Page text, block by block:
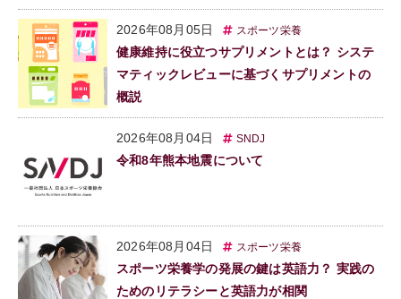
2026年08月05日 スポーツ栄養
健康維持に役立つサプリメントとは？ システ
マティックレビューに基づくサプリメントの
概説
2026年08月04日 SNDJ
令和8年熊本地震について
2026年08月04日 スポーツ栄養
スポーツ栄養学の発展の鍵は英語力？ 実践の
ためのリテラシーと英語力が相関